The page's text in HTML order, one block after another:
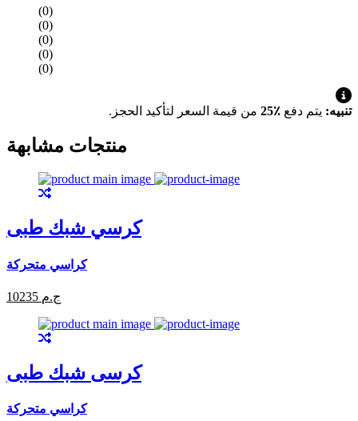
(0)
(0)
(0)
(0)
(0)
تنبيه: يتم دفع ٪25 من قيمة السعر لتأكيد الحجز.
منتجات مشابهة
كرسي شبك طبى
كراسي متحركة
10235 ج.م
كرسى شبك طبى
كراسي متحركة